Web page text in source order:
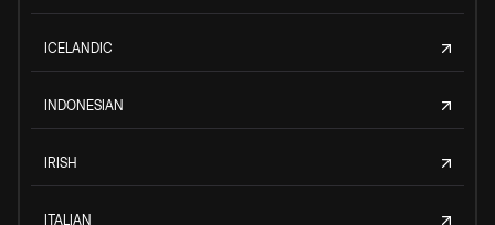
ICELANDIC
INDONESIAN
IRISH
ITALIAN